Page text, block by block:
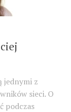
jednymi z
sieci. O
podczas